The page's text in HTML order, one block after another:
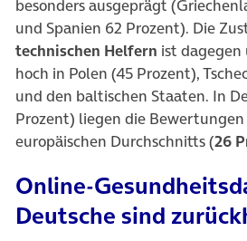
besonders ausgeprägt
und Spanien 62 Prozent). Die
technischen Helfern ist
hoch in Polen (45 Prozent),
und den baltischen Staaten. In
Prozent) liegen die
europäischen Durchschnitts (26
Online-
Deutsche sind